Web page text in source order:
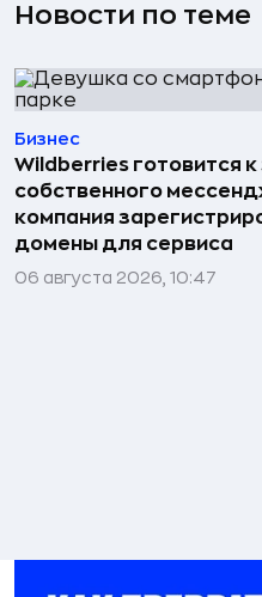
Новости по теме
Бизнес
Wildberries готовится к
собственного
компания
домены для сервиса
06 августа 2026, 10:47